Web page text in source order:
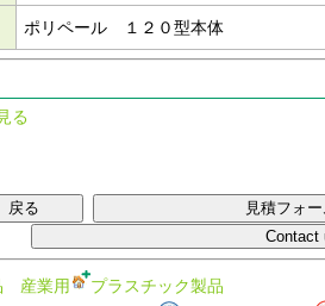
ポリペール １２０型本体
る
産業用
プラスチック製品